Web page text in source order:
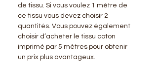
de tissu. Si vous voulez 1 mètre de
ce tissu vous devez choisir 2
quantités. Vous pouvez également
choisir d’acheter le tissu coton
imprimé par 5 mètres pour obtenir
un prix plus avantageux.